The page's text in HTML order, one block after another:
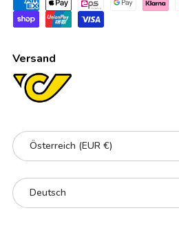
Versand
Land/Region
Österreich (EUR €)
Sprache
Deutsch